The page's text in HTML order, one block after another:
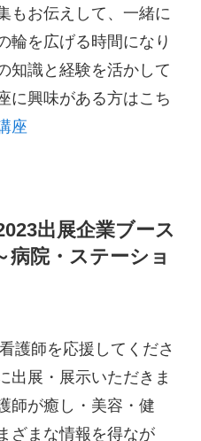
もお伝えして、一緒に
輪を広げる時間になり
知識と経験を活かして
に興味がある方はこち
座
出展企業ブース
院・ステーショ
護師を応援してくださ
出展・展示いただきま
師が癒し・美容・健
ざまな情報を得なが